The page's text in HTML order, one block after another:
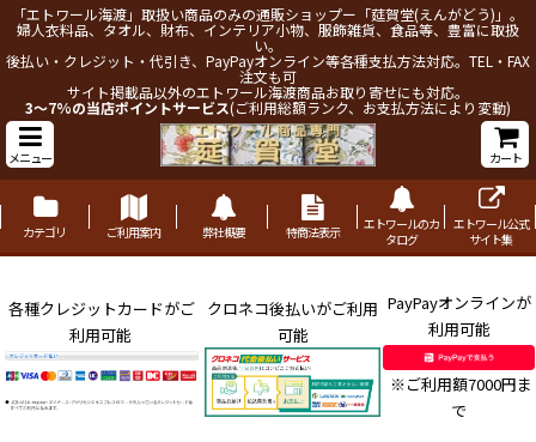
「エトワール海渡」取扱い商品のみの通販ショップー「莚賀堂(えんがどう)」。
婦人衣料品、タオル、財布、インテリア小物、服飾雑貨、食品等、豊富に取扱
い。
後払い・クレジット・代引き、PayPayオンライン等各種支払方法対応。TEL・FAX
注文も可
サイト掲載品以外のエトワール海渡商品お取り寄せにも対応。
3～7%の当店ポイントサービス(ご利用総額ランク、お支払方法により変動)
メニュー カート
カテゴリ ご利用案内 弊社概要 特商法表示
エトワールのカ
タログ
エトワール公式
サイト集
各種クレジットカードがご
利用可能
クロネコ後払いがご利用
可能
PayPayオンラインが
利用可能
※ご利用額7000円ま
で